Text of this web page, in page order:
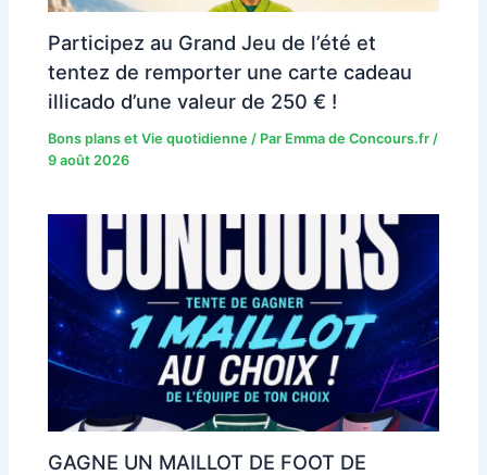
Participez au Grand Jeu de l’été et
tentez de remporter une carte cadeau
illicado d’une valeur de 250 € !
Bons plans et Vie quotidienne / Par Emma de Concours.fr /
9 août 2026
GAGNE UN MAILLOT DE FOOT DE